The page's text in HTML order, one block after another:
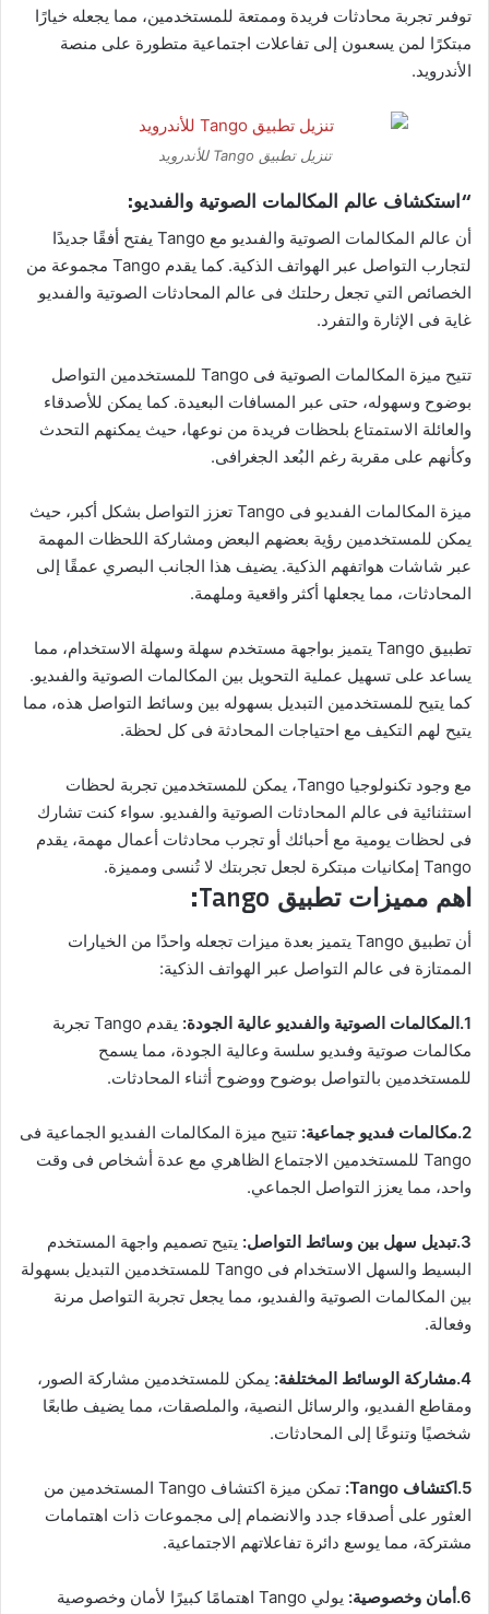
توفىر تجربة محادثات فريدة وممتعة للمستخدمين، مما يجعله خيارًا
مبتكرًا لمن يسعىون إلى تفاعلات اجتماعية متطورة على منصة
الأندرويد.
تنزيل تطبيق Tango للأندرويد
“استكشاف عالم المكالمات الصوتية والفىديو:
أن عالم المكالمات الصوتية والفىديو مع Tango يفتح أفقًا جديدًا
لتجارب التواصل عبر الهواتف الذكية. كما يقدم Tango مجموعة من
الخصائص التي تجعل رحلتك فى عالم المحادثات الصوتية والفىديو
غاية فى الإثارة والتفرد.
تتيح ميزة المكالمات الصوتية فى Tango للمستخدمين التواصل
بوضوح وسهوله، حتى عبر المسافات البعيدة. كما يمكن للأصدقاء
والعائلة الاستمتاع بلحظات فريدة من نوعها، حيث يمكنهم التحدث
وكأنهم على مقربة رغم البُعد الجغرافى.
ميزة المكالمات الفىديو فى Tango تعزز التواصل بشكل أكبر، حيث
يمكن للمستخدمين رؤية بعضهم البعض ومشاركة اللحظات المهمة
عبر شاشات هواتفهم الذكية. يضيف هذا الجانب البصري عمقًا إلى
المحادثات، مما يجعلها أكثر واقعية وملهمة.
تطبيق Tango يتميز بواجهة مستخدم سهلة وسهلة الاستخدام، مما
يساعد على تسهيل عملية التحويل بين المكالمات الصوتية والفىديو.
كما يتيح للمستخدمين التبديل بسهوله بين وسائط التواصل هذه، مما
يتيح لهم التكيف مع احتياجات المحادثة فى كل لحظة.
مع وجود تكنولوجيا Tango، يمكن للمستخدمين تجربة لحظات
استثنائية فى عالم المحادثات الصوتية والفىديو. سواء كنت تشارك
فى لحظات يومية مع أحبائك أو تجرب محادثات أعمال مهمة، يقدم
Tango إمكانيات مبتكرة لجعل تجربتك لا تُنسى ومميزة.
اهم مميزات تطبيق Tango:
أن تطبيق Tango يتميز بعدة ميزات تجعله واحدًا من الخيارات
الممتازة فى عالم التواصل عبر الهواتف الذكية:
1.المكالمات الصوتية والفىديو عالية الجودة:
يقدم Tango تجربة
مكالمات صوتية وفىديو سلسة وعالية الجودة، مما يسمح
للمستخدمين بالتواصل بوضوح ووضوح أثناء المحادثات.
2.مكالمات فىديو جماعية:
تتيح ميزة المكالمات الفىديو الجماعية فى
Tango للمستخدمين الاجتماع الظاهري مع عدة أشخاص فى وقت
واحد، مما يعزز التواصل الجماعي.
3.تبديل سهل بين وسائط التواصل:
يتيح تصميم واجهة المستخدم
البسيط والسهل الاستخدام فى Tango للمستخدمين التبديل بسهولة
بين المكالمات الصوتية والفىديو، مما يجعل تجربة التواصل مرنة
وفعالة.
4.مشاركة الوسائط المختلفة:
يمكن للمستخدمين مشاركة الصور،
ومقاطع الفىديو، والرسائل النصية، والملصقات، مما يضيف طابعًا
شخصيًا وتنوعًا إلى المحادثات.
5.اكتشاف Tango:
تمكن ميزة اكتشاف Tango المستخدمين من
العثور على أصدقاء جدد والانضمام إلى مجموعات ذات اهتمامات
مشتركة، مما يوسع دائرة تفاعلاتهم الاجتماعية.
6.أمان وخصوصية: يولي Tango اهتمامًا كبيرًا لأمان وخصوصية